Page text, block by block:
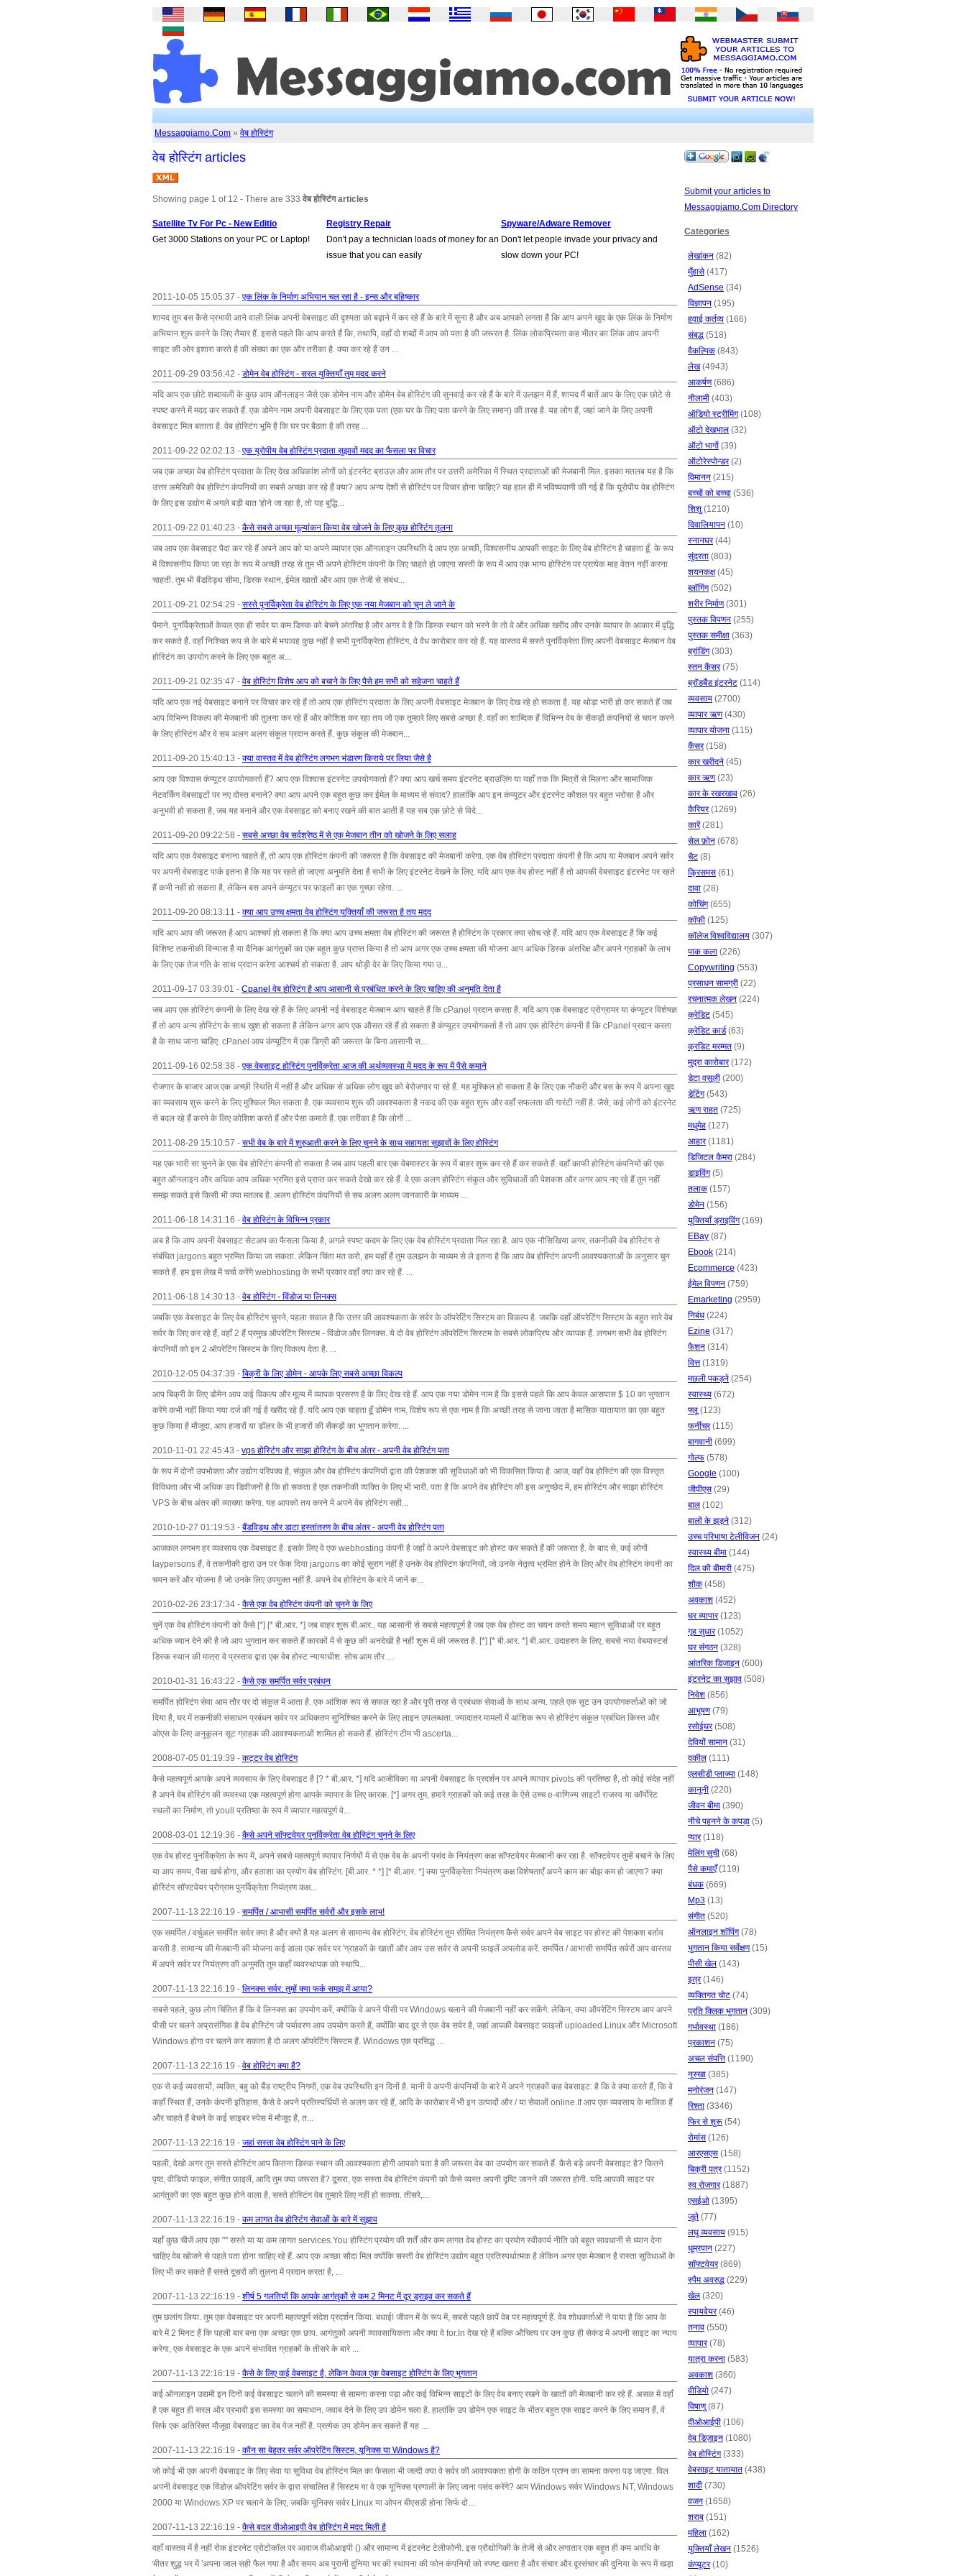
Messaggiamo.Com » वेब होस्टिंग
वेब होस्टिंग articles
Showing page 1 of 12 - There are 333 वेब होस्टिंग articles
Satellite Tv For Pc - New Editio
Get 3000 Stations on your PC or Laptop!
Registry Repair
Don't pay a technician loads of money for an
issue that you can easily
Spyware/Adware Remover
Don't let people invade your privacy and
slow down your PC!
2011-10-05 15:05:37 - एक लिंक के निर्माण अभियान चल रहा है - इन्स और बहिष्कार
शायद तुम बस कैसे प्रभावी आने वाली लिंक अपनी वेबसाइट की दृश्यता को बढ़ाने में कर रहे हैं के बारे में सुना है और अब आपको लगता है कि आप अपने खुद के एक लिंक के निर्माण
अभियान शुरू करने के लिए तैयार हैं. इससे पहले कि आप करते हैं कि, तथापि, वहाँ दो शब्दों में आप को पता है की जरूरत है. लिंक लोकप्रियता कह भीतर का लिंक आप अपनी
साइट की ओर इशारा करते है की संख्या का एक और तरीका है. क्या कर रहे हैं उन ...
2011-09-29 03:56:42 - डोमेन वेब होस्टिंग - सरल युक्तियाँ तुम मदद करने
यदि आप एक छोटे शब्दावली के कुछ आप ऑनलाइन जैसे एक डोमेन नाम और डोमेन वेब होस्टिंग की सुनवाई कर रहे हैं के बारे में उलझन में हैं, शायद मैं बातें आप के लिए एक छोटे से
स्पष्ट करने में मदद कर सकते हैं. एक डोमेन नाम अपनी वेबसाइट के लिए एक पता (एक घर के लिए पता करने के लिए समान) की तरह है. यह लोग हैं, जहां जाने के लिए अपनी
वेबसाइट मिल बताता है. वेब होस्टिंग भूमि है कि घर पर बैठता है की तरह ...
2011-09-22 02:02:13 - एक यूरोपीय वेब होस्टिंग प्रदाता सुझावों मदद का फैसला पर विचार
जब एक अच्छा वेब होस्टिंग प्रदाता के लिए देख अधिकांश लोगों को इंटरनेट ब्राउज़ और आम तौर पर उत्तरी अमेरिका में स्थित प्रदाताओं की मेजबानी मिल. इसका मतलब यह है कि
उत्तर अमेरिकी वेब होस्टिंग कंपनियों का सबसे अच्छा कर रहे हैं क्या? आप अन्य देशों से होस्टिंग पर विचार होना चाहिए? यह हाल ही में भविष्यवाणी की गई है कि यूरोपीय वेब होस्टिंग
के लिए इस उद्योग में अगले बड़ी बात 'होने जा रहा है, तो यह बुद्धि...
2011-09-22 01:40:23 - कैसे सबसे अच्छा मूल्यांकन किया वेब खोजने के लिए कुछ होस्टिंग तुलना
जब आप एक वेबसाइट पैदा कर रहे हैं अपने आप को या अपने व्यापार एक ऑनलाइन उपस्थिति दे आप एक अच्छी, विश्वसनीय आपकी साइट के लिए वेब होस्टिंग है चाहता हूँ. के रूप
में विश्वसनीय किया जा रहा के रूप में अच्छी तरह से तुम भी अपने होस्टिंग कंपनी के लिए चाहते हो जाएगा सस्ती के रूप में आप एक भाग्य होस्टिंग पर प्रत्येक माह वेतन नहीं करना
चाहती. तुम भी बैंडविड्थ सीमा, डिस्क स्थान, ईमेल खातों और आप एक तेजी से संबंध...
2011-09-21 02:54:29 - सस्ते पुनर्विक्रेता वेब होस्टिंग के लिए एक नया मेजबान को चुन ले जाने के
पैमाने. पुनर्विक्रेताओं केवल एक ही सर्वर या कम डिस्क को बेचने अंतरिक्ष है और अगर वे है कि डिस्क स्थान को भरने के तो वे और अधिक खरीद और उनके व्यापार के आकार में वृद्धि
कर सकते हैं. वहाँ निश्चित रूप से के बारे में भयावह कुछ नहीं है सभी पुनर्विक्रेता होस्टिंग, वे वैध कारोबार कर रहे हैं. यह वास्तव में सस्ते पुनर्विक्रेता लिए अपनी वेबसाइट मेजबान वेब
होस्टिंग का उपयोग करने के लिए एक बहुत अ...
2011-09-21 02:35:47 - वेब होस्टिंग विशेष आप को बचाने के लिए पैसे हम सभी को सहेजना चाहते हैं
यदि आप एक नई वेबसाइट बनाने पर विचार कर रहे हैं तो आप एक होस्टिंग प्रदाता के लिए अपनी वेबसाइट मेजबान के लिए देख रहे हो सकता है. यह थोड़ा भारी हो कर सकते हैं जब
आप विभिन्न विकल्प की मेजबानी की तुलना कर रहे हैं और कोशिश कर रहा तय जो एक तुम्हारे लिए सबसे अच्छा है. वहाँ का शाब्दिक हैं विभिन्न वेब के सैकड़ों कंपनियों से चयन करने
के लिए होस्टिंग और वे सब अलग अलग संकुल प्रदान करते हैं. कुछ संकुल की मेजबान...
2011-09-20 15:40:13 - क्या वास्तव में वेब होस्टिंग लगभग भंडारण किराये पर लिया जैसे है
आप एक विश्वास कंप्यूटर उपयोगकर्ता हैं? आप एक विश्वास इंटरनेट उपयोगकर्ता हैं? क्या आप खर्च समय इंटरनेट ब्राउज़िंग या यहाँ तक कि मित्रों से मिलना और सामाजिक
नेटवर्किंग वेबसाइटों पर नए दोस्त बनाने? क्या आप अपने एक बहुत कुछ कर ईमेल के माध्यम से संवाद? हालांकि आप इन कंप्यूटर और इंटरनेट कौशल पर बहुत भरोसा है और
अनुभवी हो सकता है, जब यह बनाने और एक वेबसाइट को बनाए रखने की बात आती है यह सब एक छोटे से विदे...
2011-09-20 09:22:58 - सबसे अच्छा वेब सर्वश्रेष्ठ में से एक मेजबान तीन को खोजने के लिए सलाह
यदि आप एक वेबसाइट बनाना चाहते हैं, तो आप एक होस्टिंग कंपनी की जरूरत है कि वेबसाइट की मेजबानी करेगा. एक वेब होस्टिंग प्रदाता कंपनी है कि आप या मेजबान अपने सर्वर
पर अपनी वेबसाइट पार्क इतना है कि यह पर रहते हो जाएगा अनुमति देता है सभी के लिए इंटरनेट देखने के लिए. यदि आप एक वेब होस्ट नहीं है तो आपकी वेबसाइट इंटरनेट पर रहते
हैं कभी नहीं हो सकता है, लेकिन बस अपने कंप्यूटर पर फ़ाइलों का एक गुच्छा रहेगा. ...
2011-09-20 08:13:11 - क्या आप उच्च क्षमता वेब होस्टिंग युक्तियाँ की जरूरत है तय मदद
यदि आप आप की जरूरत है आप आश्चर्य हो सकता है कि क्या आप उच्च क्षमता वेब होस्टिंग की जरूरत है होस्टिंग के प्रकार क्या सोच रहे हैं. यदि आप एक वेबसाइट है कि कई
विशिष्ट तकनीकी विन्यास है या दैनिक आगंतुकों का एक बहुत कुछ प्राप्त किया है तो आप अगर एक उच्च क्षमता की योजना आप अधिक डिस्क अंतरिक्ष और अपने ग्राहकों के लाभ
के लिए एक तेज गति के साथ प्रदान करेगा आश्चर्य हो सकता है. आप थोड़ी देर के लिए किया गया उ...
2011-09-17 03:39:01 - Cpanel वेब होस्टिंग है आप आसानी से प्रबंधित करने के लिए चाहिए की अनुमति देता है
जब आप एक होस्टिंग कंपनी के लिए देख रहे हैं के लिए अपनी नई वेबसाइट मेजबान आप चाहते हैं कि cPanel प्रदान करता है. यदि आप एक वेबसाइट प्रोग्रामर या कंप्यूटर विशेषज्ञ
हैं तो आप अन्य होस्टिंग के साथ खुश हो सकता है लेकिन अगर आप एक औसत रहे हैं हो सकता है कंप्यूटर उपयोगकर्ता है तो आप एक होस्टिंग कंपनी है कि cPanel प्रदान करता
है के साथ जाना चाहिए. cPanel आप कंप्यूटिंग में एक डिग्री की जरूरत के बिना आसानी स...
2011-09-16 02:58:38 - एक वेबसाइट होस्टिंग पुनर्विक्रेता आज की अर्थव्यवस्था में मदद के रूप में पैसे कमाने
रोजगार के बाजार आज एक अच्छी स्थिति में नहीं है और अधिक से अधिक लोग खुद को बेरोजगार पा रहे हैं. यह मुश्किल हो सकता है के लिए एक नौकरी और बस के रूप में अपना खुद
का व्यवसाय शुरू करने के लिए मुश्किल मिल सकता है. एक व्यवसाय शुरू की आवश्यकता है नकद की एक बहुत शुरू और वहाँ सफलता की गारंटी नहीं है. जैसे, कई लोगों को इंटरनेट
से बदल रहे हैं करने के लिए कोशिश करते हैं और पैसा कमाते हैं. एक तरीका है कि लोगों ...
2011-08-29 15:10:57 - सभी वेब के बारे में शुरुआती करने के लिए चुनने के साथ सहायता सुझावों के लिए होस्टिंग
यह एक भारी सा चुनने के एक वेब होस्टिंग कंपनी हो सकता है जब आप पहली बार एक वेबमास्टर के रूप में बाहर शुरू कर रहे हैं कर सकते हैं. वहाँ काफी होस्टिंग कंपनियों की एक
बहुत ऑनलाइन और अधिक आप अधिक भ्रमित इसे प्राप्त कर सकते देखो कर रहे हैं. वे एक अलग होस्टिंग संकुल और सुविधाओं की पेशकश और अगर आप नए रहे हैं तुम नहीं
समझ सकते इसे किसी भी क्या मतलब है. अलग होस्टिंग कंपनियों से सब अलग अलग जानकारी के माध्यम ...
2011-06-18 14:31:16 - वेब होस्टिंग के विभिन्न प्रकार
अब है कि आप अपनी वेबसाइट सेटअप का फैसला किया है, अगले स्पष्ट कदम के लिए एक वेब होस्टिंग प्रदाता मिल रहा है. आप एक नौसिखिया अगर, तकनीकी वेब होस्टिंग से
संबंधित jargons बहुत भ्रमित किया जा सकता. लेकिन चिंता मत करो, हम यहाँ हैं तुम उलझन के माध्यम से ले इतना है कि आप वेब होस्टिंग अपनी आवश्यकताओं के अनुसार चुन
सकते हैं. हम इस लेख में चर्चा करेंगे webhosting के सभी प्रकार वहाँ क्या कर रहे हैं. ...
2011-06-18 14:30:13 - वेब होस्टिंग - विंडोज या लिनक्स
जबकि एक वेबसाइट के लिए वेब होस्टिंग चुनने, पहला सवाल है कि उत्तर की आवश्यकता के सर्वर के ऑपरेटिंग सिस्टम का विकल्प है. जबकि वहाँ ऑपरेटिंग सिस्टम के बहुत सारे वेब
सर्वर के लिए कर रहे हैं, वहाँ 2 हैं प्रमुख ऑपरेटिंग सिस्टम - विंडोज और लिनक्स. ये दो वेब होस्टिंग ऑपरेटिंग सिस्टम के सबसे लोकप्रिय और व्यापक हैं. लगभग सभी वेब होस्टिंग
कंपनियों को इन 2 ऑपरेटिंग सिस्टम के लिए विकल्प देता है. ...
2010-12-05 04:37:39 - बिक्री के लिए डोमेन - आपके लिए सबसे अच्छा विकल्प
आप बिक्री के लिए डोमेन आप कई विकल्प और मूल्य में व्यापक प्रसरण है के लिए देख रहे हैं. आप एक नया डोमेन नाम है कि इससे पहले कि आप केवल आसपास $ 10 का भुगतान
करेंगे कभी नहीं किया गया दर्ज की गई है खरीद रहे हैं. यदि आप एक चाहता हूँ डोमेन नाम, विशेष रूप से एक नाम है कि अच्छी तरह से जाना जाता है मासिक यातायात का एक बहुत
कुछ किया है मौजूदा, आप हजारों या डॉलर के भी हजारों की सैकड़ों का भुगतान करेगा. ...
2010-11-01 22:45:43 - vps होस्टिंग और साझा होस्टिंग के बीच अंतर - अपनी वेब होस्टिंग पता
के रूप में दोनों उपभोक्ता और उद्योग परिपक्व है, संकुल और वेब होस्टिंग कंपनियों द्वारा की पेशकश की सुविधाओं को भी विकसित किया है. आज, वहाँ वेब होस्टिंग की एक विस्तृत
विविधता और भी अधिक उप डिवीजनों है कि हो सकता है एक तकनीकी व्यक्ति के लिए भी भारी. पता है कि अपने वेब होस्टिंग की इस अनुच्छेद में, हम होस्टिंग और साझा होस्टिंग
VPS के बीच अंतर की व्याख्या करेगा. यह आपको तय करने में अपने वेब होस्टिंग सही...
2010-10-27 01:19:53 - बैंडविड्थ और डाटा हस्तांतरण के बीच अंतर - अपनी वेब होस्टिंग पता
आजकल लगभग हर व्यवसाय एक वेबसाइट है. इसके लिए वे एक webhosting कंपनी है जहाँ वे अपने वेबसाइट को होस्ट कर सकते हैं की जरूरत है. के बाद से, कई लोगों
laypersons हैं, वे तकनीकी द्वारा उन पर फेंक दिया jargons का कोई सुराग नहीं है उनके वेब होस्टिंग कंपनियों, जो उनके नेतृत्व भ्रमित होने के लिए और वेब होस्टिंग कंपनी का
चयन करें और योजना है जो उनके लिए उपयुक्त नहीं हैं. अपने वेब होस्टिंग के बारे में जानें क...
2010-02-26 23:17:34 - कैसे एक वेब होस्टिंग कंपनी को चुनने के लिए
चुनें एक वेब होस्टिंग कंपनी को कैसे [*] [* बी.आर. *] जब बाहर शुरू बी.आर., यह आसानी से सबसे महत्वपूर्ण है जब एक वेब होस्ट का चयन करते समय महान सुविधाओं पर बहुत
अधिक ध्यान देने की है जो आप भुगतान कर सकते हैं कारकों में से कुछ की अनदेखी है नहीं शुरू में की जरूरत है. [*] [* बी.आर. *] बी.आर. उदाहरण के लिए, सबसे नया वेबमास्टर्स
डिस्क स्थान की मात्रा वे प्रस्ताव द्वारा एक वेब होस्ट न्यायाधीश. सोच आम तौर ...
2010-01-31 16:43:22 - कैसे एक समर्पित सर्वर प्रबंधन
समर्पित होस्टिंग सेवा आम तौर पर दो संकुल में आता है. एक आंशिक रूप से सफल रहा है और पूरी तरह से प्रबंधक सेवाओं के साथ अन्य. पहले एक सूट उन उपयोगकर्ताओं को जो
दिया है, घर में तकनीकी संसाधन प्रबंधन सर्वर पर अधिकतम सुनिश्चित करने के लिए लाइन उपलब्धता. ज्यादातर मामलों में आंशिक रूप से होस्टिंग संकुल प्रबंधित किस्त और
ओएस के लिए अनुकूलन सूट ग्राहक की आवश्यकताओं शामिल हो सकते हैं. होस्टिंग टीम भी ascerta...
2008-07-05 01:19:39 - कट्टर वेब होस्टिंग
कैसे महत्वपूर्ण आपके अपने व्यवसाय के लिए वेबसाइट है [? * बी.आर. *] यदि आजीविका या अपनी वेबसाइट के प्रदर्शन पर अपने व्यापार pivots की प्रतिष्ठा है, तो कोई संदेह नहीं
है अपने वेब होस्टिंग की व्यवस्था एक महत्वपूर्ण होगा आपके व्यापार के लिए कारक. [*] अगर तुम, हमारे ग्राहकों को कई तरह के ऐसे उच्च e-वाणिज्य साइटों राजस्व या कॉर्पोरेट
स्थलों का निर्माण, तो youll प्रतिष्ठा के रूप में व्यापार महत्वपूर्ण वे...
2008-03-01 12:19:36 - कैसे अपने सॉफ्टवेयर पुनर्विक्रेता वेब होस्टिंग चुनने के लिए
एक वेब होस्ट पुनर्विक्रेता के रूप में, अपने सबसे महत्वपूर्ण व्यापार निर्णयों में से एक वेब के अपनी पसंद के नियंत्रण कक्ष सॉफ्टवेयर मेजबानी कर रहा है. सॉफ्टवेयर तुम्हें बचाने के लिए
या आप समय, पैसा खर्च होगा, और हताशा का प्रयोग वेब होस्टिंग. [बी.आर. * *] [* बी.आर. *] क्या पुनर्विक्रेता नियंत्रण कक्ष विशेषताएँ अपने काम का बोझ कम हो जाएगा? क्या
होस्टिंग सॉफ्टवेयर प्रोग्राम पुनर्विक्रेता नियंत्रण कक्ष...
2007-11-13 22:16:19 - समर्पित / आभासी समर्पित सर्वरों और इसके लाभ!
एक समर्पित / वर्चुअल समर्पित सर्वर क्या है और क्यों है यह अलग से सामान्य वेब होस्टिंग. वेब होस्टिंग तुम सीमित नियंत्रण कैसे सर्वर अपने वेब साइट पर होस्ट की पेशकश बर्ताव
करती है. सामान्य की मेजबानी की योजना कई डाला एक सर्वर पर 'ग्राहकों के खातों और आप उस सर्वर से अपनी फ़ाइलें अपलोड करें. समर्पित / आभासी समर्पित सर्वरों आप वास्तव
में अपने सर्वर पर नियंत्रण की अनुमति तुम कहाँ व्यवस्थापक को स्थापि...
2007-11-13 22:16:19 - लिनक्स सर्वर: तुम्हें क्या फर्क समझ में आया?
सबसे पहले, कुछ लोग चिंतित हैं कि वे लिनक्स का उपयोग करें, क्योंकि वे अपने पीसी पर Windows चलाने की मेजबानी नहीं कर सकेंगे. लेकिन, क्या ऑपरेटिंग सिस्टम आप अपने
पीसी पर चलने अप्रासंगिक है वेब होस्टिंग जो पर्यावरण आप उपयोग करते हैं, क्योंकि बाद दूर से एक वेब सर्वर है, जहां आपकी वेबसाइट फ़ाइलों uploaded.Linux और Microsoft
Windows होगा पर चलने कर सकता है दो अलग ऑपरेटिंग सिस्टम हैं. Windows एक प्रसिद्ध ...
2007-11-13 22:16:19 - वेब होस्टिंग क्या है?
एक से कई व्यवसायों, व्यक्ति, बहु को बैंड राष्ट्रीय निगमों, एक वेब उपस्थिति इन दिनों है. यानी वे अपनी कंपनियों के बारे में अपने ग्राहकों कह वेबसाइट: है कि वे क्या करते हैं, कि वे
कहाँ स्थित हैं, उनके कंपनी इतिहास, कैसे वे अपने प्रतिस्पर्धियों से अलग कर रहे हैं, आदि के कारोबार में भी इन उत्पादों और / या सेवाओं online.If आप एक व्यवसाय के मालिक हैं
और चाहते हैं बेचने के कई साइबर स्पेस में मौजूद हैं, त...
2007-11-13 22:16:19 - जहां सस्ता वेब होस्टिंग पाने के लिए
पहली, देखो अगर तुम सस्ते होस्टिंग आप कितना डिस्क स्थान की आवश्यकता होगी आपको पता है की जरूरत वेब का उपयोग कर सकते हैं. कैसे बड़े अपनी वेबसाइट है? कितने
पृष्ठ, वीडियो फाइल, संगीत फ़ाइलें, आदि तुम क्या जरूरत है? दूसरा, एक सस्ता वेब होस्टिंग कंपनी को कैसे व्यस्त अपनी दृष्टि जानने की जरूरत होगी. यदि आपकी साइट पर
आगंतुकों का एक बहुत कुछ होने वाला है, सस्ते होस्टिंग वेब तुम्हारे लिए नहीं हो सकता. तीसरे,...
2007-11-13 22:16:19 - कम लागत वेब होस्टिंग सेवाओं के बारे में सुझाव
यहाँ कुछ चीजें आप एक "" सस्ते या या कम लागत services.You होस्टिंग प्रयोग की शर्तें और कम लागत वेब होस्ट का प्रयोग स्वीकार्य नीति को बहुत सावधानी से ध्यान देना
चाहिए वेब खोजने से पहले पता होना चाहिए रहे हैं. आप एक अच्छा सौदा मिल क्योंकि सस्ती वेब होस्टिंग उद्योग बहुत प्रतिस्पर्धात्मक है लेकिन अगर एक मेजबान है रास्ता सुविधाओं के
लिए भी कर सकते हैं सस्ते दूसरों की तुलना में प्रदान करता है, ...
2007-11-13 22:16:19 - शीर्ष 5 गलतियों कि आपके आगंतुकों से कम 2 मिनट में दूर ड्राइव कर सकते हैं
तुम छलांग लिया. तुम एक वेबसाइट पर अपनी महत्वपूर्ण संदेश प्रदर्शन किया. बधाई! जीवन में के रूप में, सबसे पहले छापें वेब पर महत्वपूर्ण हैं. वेब शोधकर्ताओं ने पाया है कि आप के
बारे में 2 मिनट हैं कि पहली बार बना एक अच्छा एक छाप. आगंतुकों अपनी व्यावसायिकता और क्या वे for.In देख रहे हैं बल्कि औचित्य पर उन कुछ ही सेकंड में अपनी साइट का न्याय
करेगा, एक वेबसाइट के एक अपने संभावित ग्राहकों के तीसरे के बारे ...
2007-11-13 22:16:19 - कैसे के लिए कई वेबसाइट है, लेकिन केवल एक वेबसाइट होस्टिंग के लिए भुगतान
कई ऑनलाइन उद्यमी इन दिनों कई वेबसाइट चलाने की समस्या से सामना करना पड़ा और कई विभिन्न साइटों के लिए वेब बनाए रखने के खातों की मेजबानी कर रहे हैं. असल में वहाँ
है एक बहुत ही सरल और प्रभावी इस समस्या का समाधान. जवाब देने के लिए उप डोमेन चला है. हालांकि उप डोमेन एक साइट के भीतर बहुत एक साइट करने के लिए समान हैं, वे
सिर्फ एक अतिरिक्त मौजूदा वेबसाइट का वेब पेज नहीं है. प्रत्येक उप डोमेन कर सकते हैं यह ...
2007-11-13 22:16:19 - कौन सा बेहतर सर्वर ऑपरेटिंग सिस्टम, यूनिक्स या Windows है?
जो कोई भी एक अपनी वेबसाइट के लिए सेवा या सुविधा वेब होस्टिंग मिल का फैसला भी जल्दी क्या वे सर्वर की आवश्यकता होगी के कठिन प्रश्न का सामना करना पड़ जाएगा. विल
अपनी वेबसाइट एक विंडोज़ ऑपरेटिंग सर्वर के द्वारा संचालित है सिस्टम या वे एक यूनिक्स प्रणाली के लिए जाना पसंद करेंगे? आम Windows सर्वर Windows NT, Windows
2000 या Windows XP पर चलाने के लिए, जबकि यूनिक्स सर्वर Linux या ओपन बीएसडी होना सिर्फ दो...
2007-11-13 22:16:19 - कैसे बदल वीओआइपी वेब होस्टिंग में मदद मिली है
वहाँ वास्तव में है नहीं रोक इंटरनेट प्रोटोकॉल पर आवाज वीओआइपी () और सामान्य में इंटरनेट टेलीफोनी. इस प्रौद्योगिकी के तेजी से और लगातार एक बहुत ही कम अवधि के
भीतर शुद्ध भर में 'अपना जाल सही फैल गया है और समय अब पुरानी दुनिया भर की स्थापना की फोन कंपनियों को स्पष्ट खतरा है और संचार और दूरसंचार की दुनिया के रूप में खड़ा
Submit your articles to
Messaggiamo.Com Directory
Categories
लेखांकन (82)
मुँहासे (417)
AdSense (34)
विज्ञापन (195)
हवाई कर्तव्य (166)
संबद्ध (518)
वैकल्पिक (843)
लेख(4943)
आकर्षण(686)
नीलामी (403)
ऑडियो स्ट्रीमिंग(108)
ऑटो देखभाल (32)
ऑटो भागों (39)
ऑटोरेस्पोन्डर(2)
विमानन (215)
बच्चों को बच्चा (536)
शिशु (1210)
दिवालियापन (10)
स्नानघर(44)
सुंदरता (803)
शयनकक्ष(45)
ब्लॉगिंग(502)
शरीर निर्माण(301)
पुस्तक विपणन (255)
पुस्तक समीक्षा (363)
ब्रांडिंग(303)
स्तन कैंसर(75)
ब्रॉडबैंड इंटरनेट (114)
व्यवसाय (2700)
व्यापार ऋण(430)
व्यापार योजना (115)
कैंसर(158)
कार खरीदने (45)
कार ऋण(23)
कार के रखरखाव (26)
कैरियर(1269)
कारें(281)
सेल फ़ोन (678)
चैट (8)
क्रिसमस (61)
दावा (28)
कोचिंग(655)
कॉफी (125)
कॉलेज विश्वविद्यालय (307)
पाक कला (226)
Copywriting (553)
प्रसाधन सामग्री (22)
रचनात्मक लेखन (224)
क्रेडिट (545)
क्रेडिट कार्ड(63)
क्रडिट मरम्मत (9)
मुद्रा कारोबार(172)
डेटा वसूली (200)
डेटिंग(543)
ऋण राहत (725)
मधुमेह (127)
आहार(1181)
डिजिटल कैमरा (284)
डाइविंग(5)
तलाक (157)
डोमेन (156)
युक्तियाँ ड्राइविंग(169)
EBay (87)
Ebook (214)
Ecommerce (423)
ईमेल विपणन (759)
Emarketing (2959)
निबंध(224)
Ezine (317)
फैशन (314)
वित्त(1319)
मछली पकड़ने (254)
स्वास्थ्य (672)
फ्लू (123)
फर्नीचर(115)
बागवानी (699)
गोल्फ (578)
Google (100)
जीपीएस (29)
बाल (102)
बालों के झड़ने (312)
उच्च परिभाषा टेलीविजन (24)
स्वास्थ्य बीमा (144)
दिल की बीमारी (475)
शौक (458)
अवकाश (452)
घर व्यापार(123)
गृह सुधार(1052)
घर संगठन (328)
आंतरिक डिजाइन (600)
इंटरनेट का सुझाव (508)
निवेश (856)
आभूषण(79)
रसोईघर(508)
देवियों सामान (31)
वकील (111)
एलसीडी प्लाज्मा (148)
कानूनी (220)
जीवन बीमा (390)
नीचे पहनने के कपड़ा (5)
प्यार(118)
मेलिंग सूची (68)
पैसे कमाएँ(119)
बंधक (669)
Mp3 (13)
संगीत (520)
ऑनलाइन शॉपिंग(78)
भुगतान किया सर्वेक्षण(15)
पीसी खेल (143)
इत्र(146)
व्यक्तिगत चोट (74)
प्रति क्लिक भुगतान (309)
गर्भावस्था (186)
प्रकाशन (75)
अचल संपत्ति(1190)
नुस्खा (385)
मनोरंजन (147)
रिश्ता (3346)
फिर से शुरू (54)
रोमांस (126)
आरएसएस (158)
बिक्री पत्र(1152)
स्व रोजगार(1887)
एसईओ (1395)
जूते (77)
लघु व्यवसाय (915)
धूम्रपान (227)
सॉफ्टवेयर(869)
स्पैम अवरुद्ध (229)
खेल (320)
स्पायवेयर(46)
तनाव (550)
व्यापार(78)
यात्रा करना (583)
अवकाश (360)
वीडियो (247)
विषाणु(87)
वीओआईपी (106)
वेब डिज़ाइन (1080)
वेब होस्टिंग(333)
वेबसाइट यातायात (438)
शादी (730)
वजन (1658)
शराब (151)
महिला (162)
युक्तियाँ लेखन (1526)
कंप्यूटर(10)